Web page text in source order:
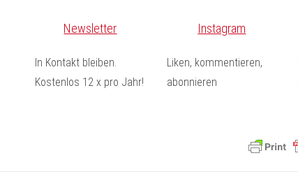
Newsletter
In Kontakt bleiben.
Kostenlos 12 x pro Jahr!
Instagram
Liken, kommentieren,
abonnieren